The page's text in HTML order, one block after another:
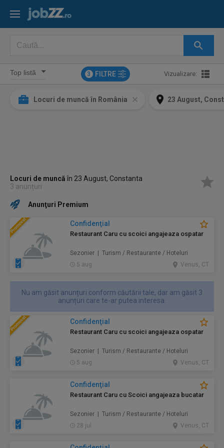
3 FILTRE Vizualizare:
Locuri de muncă în România 23 August,
Locuri de muncăîn 23 August, Constanta
3 anunțuri
Anunţuri Premium
Confidenţial
Restaurant Caru cu scoici angajeaza ospatar
Sezonier | Turism / Restaurante / Hoteluri
5 aug.
Venus, CT
Nu am găsit anunțuri conform căutării tale, dar am găsit 3
anunțuri care te-ar putea interesa.
Confidenţial
Restaurant Caru cu scoici angajeaza ospatar
Sezonier | Turism / Restaurante / Hoteluri
5 aug.
Venus, CT
Confidenţial
Restaurant Caru cu Scoici angajeaza bucatar
Sezonier | Turism / Restaurante / Hoteluri
28 jul.
Venus, CT